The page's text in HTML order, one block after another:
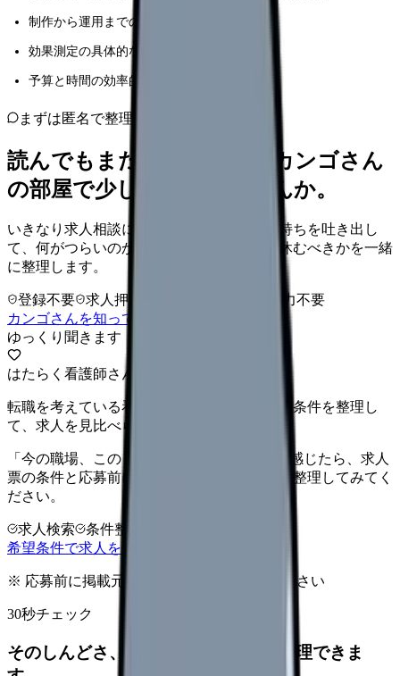
制作から運用までの詳細なワークフロー
効果測定の具体的な方法と改善施策
予算と時間の効率的な配分方法
まずは匿名で整理
読んでもまだ苦しいなら、カンゴさん
の部屋で少し話してみませんか。
いきなり求人相談には進みません。今の気持ちを吐き出し
て、何がつらいのか、辞めるべきか、少し休むべきかを一緒
に整理します。
登録不要 求人押し売りなし
病院名は入力不要
カンゴさんを知ってから相談する
ゆっくり聞きます
はたらく看護師さん 求人
転職を考えている看護師さんへ。まずは希望条件を整理し
て、求人を見比べられます。
「今の職場、このままでいいのかな...」そう感じたら、求人
票の条件と応募前に確認したい不安を分けて整理してみてく
ださい。
求人検索 条件整理
希望条件で求人を探す
※ 応募前に掲載元の最新情報を確認してください
30秒チェック
そのしんどさ、転職すべきサインか整理できま